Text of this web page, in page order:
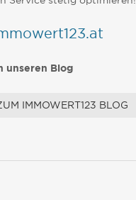
unseren Blog
IMMOWERT123 BLOG